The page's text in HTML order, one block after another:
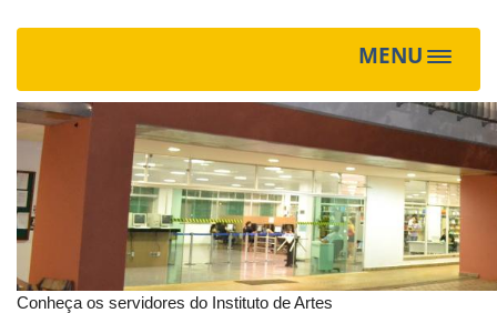
MENU
Toggle
Conheça os servidores do Instituto de Artes